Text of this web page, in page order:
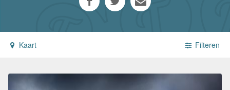
Kaart Filteren